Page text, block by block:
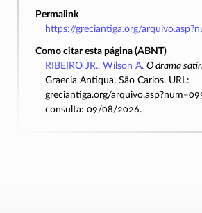
Permalink
https://greciantiga.org/
Como citar esta página (ABNT)
RIBEIRO JR., Wilson A. O drama
Graecia Antiqua, São Carlos. URL:
greciantiga.org/
consulta: 09/08/2026.